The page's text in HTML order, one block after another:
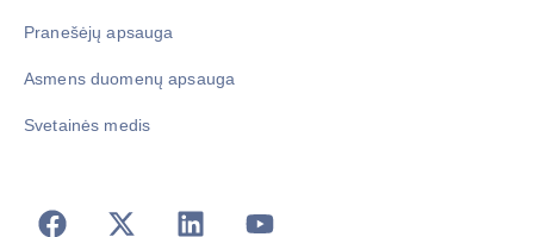
Pranešėjų apsauga
Asmens duomenų apsauga
Svetainės medis